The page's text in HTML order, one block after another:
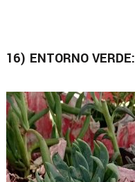
16) ENTORNO VERDE: